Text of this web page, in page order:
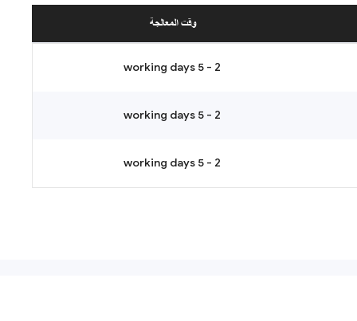
وقت المعالجة
2 - 5 working days
2 - 5 working days
2 - 5 working days